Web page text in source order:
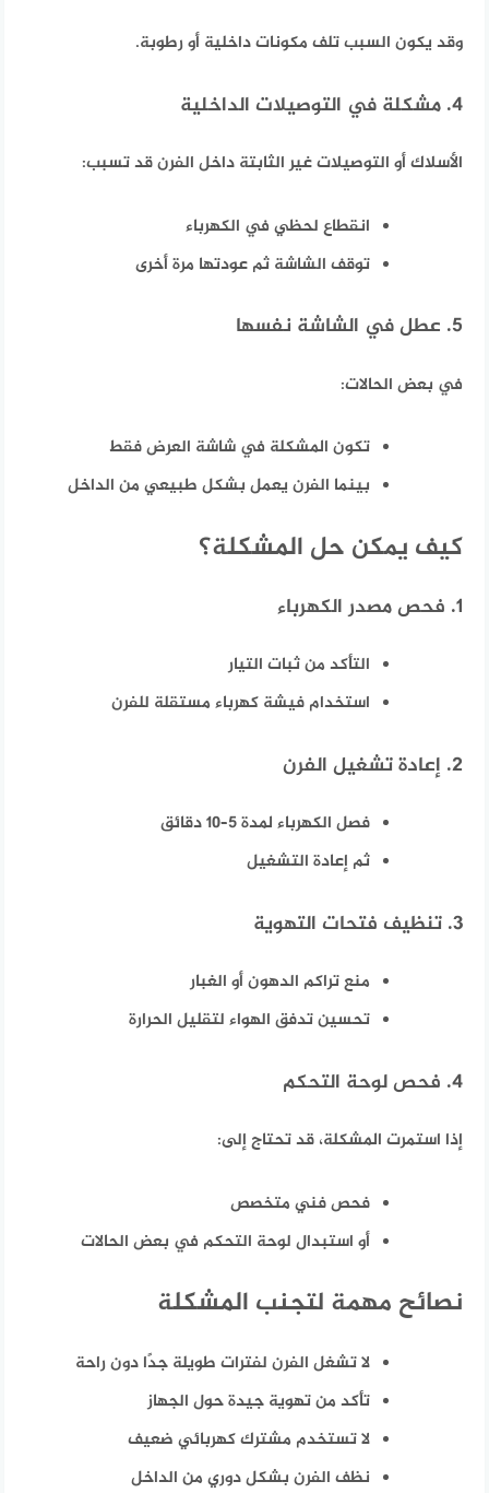
وقد يكون السبب تلف مكونات داخلية أو رطوبة.
4. مشكلة في التوصيلات الداخلية
الأسلاك أو التوصيلات غير الثابتة داخل الفرن قد تسبب:
انقطاع لحظي في الكهرباء
توقف الشاشة ثم عودتها مرة أخرى
5. عطل في الشاشة نفسها
في بعض الحالات:
تكون المشكلة في شاشة العرض فقط
بينما الفرن يعمل بشكل طبيعي من الداخل
كيف يمكن حل المشكلة؟
1. فحص مصدر الكهرباء
التأكد من ثبات التيار
استخدام فيشة كهرباء مستقلة للفرن
2. إعادة تشغيل الفرن
فصل الكهرباء لمدة 5–10 دقائق
ثم إعادة التشغيل
3. تنظيف فتحات التهوية
منع تراكم الدهون أو الغبار
تحسين تدفق الهواء لتقليل الحرارة
4. فحص لوحة التحكم
إذا استمرت المشكلة، قد تحتاج إلى:
فحص فني متخصص
أو استبدال لوحة التحكم في بعض الحالات
نصائح مهمة لتجنب المشكلة
لا تشغل الفرن لفترات طويلة جدًا دون راحة
تأكد من تهوية جيدة حول الجهاز
لا تستخدم مشترك كهربائي ضعيف
نظف الفرن بشكل دوري من الداخل